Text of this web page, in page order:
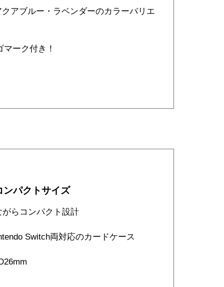
アブルー・ラベンダーのカラーバリエ
ーク付き！
ンパクトサイズ
らコンパクト設計
Switch両対応のカードケース